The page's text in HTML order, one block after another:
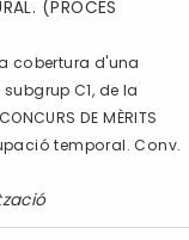
(PROCÉS
cobertura d'una
subgrup C1, de la
DE MÈRITS
temporal. Conv.